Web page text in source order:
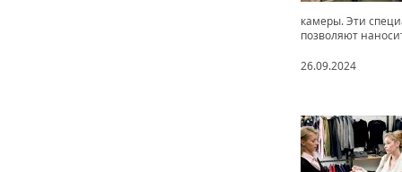
камеры. Эти
позволяют
26.09.2024